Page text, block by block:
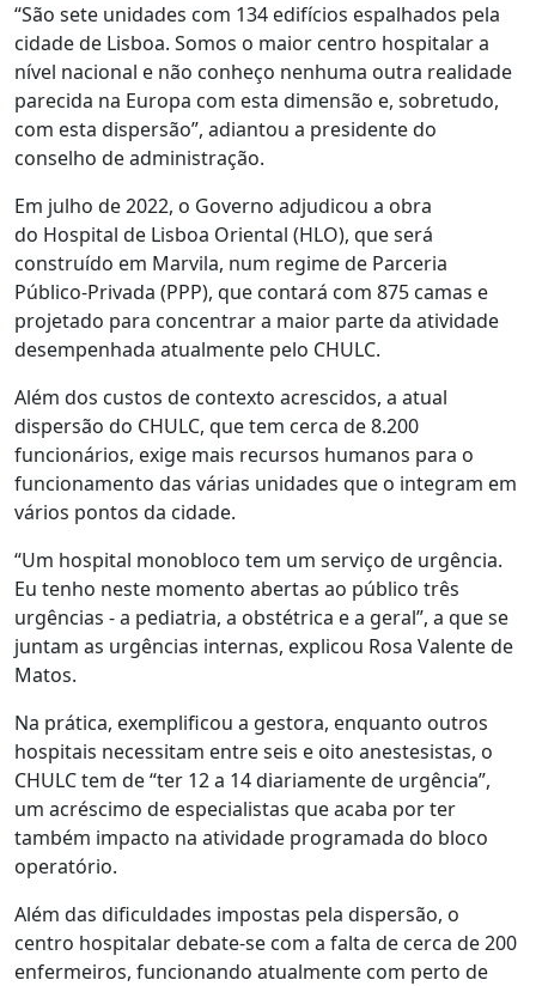
“São sete unidades com 134 edifícios espalhados pela
cidade de Lisboa. Somos o maior centro hospitalar a
nível nacional e não conheço nenhuma outra realidade
parecida na Europa com esta dimensão e, sobretudo,
com esta dispersão”, adiantou a presidente do
conselho de administração.
Em julho de 2022, o Governo adjudicou a obra
do Hospital de Lisboa Oriental (HLO), que será
construído em Marvila, num regime de Parceria
Público-Privada (PPP), que contará com 875 camas e
projetado para concentrar a maior parte da atividade
desempenhada atualmente pelo CHULC.
Além dos custos de contexto acrescidos, a atual
dispersão do CHULC, que tem cerca de 8.200
funcionários, exige mais recursos humanos para o
funcionamento das várias unidades que o integram em
vários pontos da cidade.
“Um hospital monobloco tem um serviço de urgência.
Eu tenho neste momento abertas ao público três
urgências - a pediatria, a obstétrica e a geral”, a que se
juntam as urgências internas, explicou Rosa Valente de
Matos.
Na prática, exemplificou a gestora, enquanto outros
hospitais necessitam entre seis e oito anestesistas, o
CHULC tem de “ter 12 a 14 diariamente de urgência”,
um acréscimo de especialistas que acaba por ter
também impacto na atividade programada do bloco
operatório.
Além das dificuldades impostas pela dispersão, o
centro hospitalar debate-se com a falta de cerca de 200
enfermeiros, funcionando atualmente com perto de